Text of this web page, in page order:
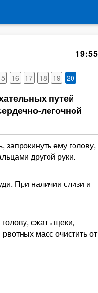
19:55
16 17 18 19 20
путей
легочной
ему голову,
другой руки.
При наличии слизи и
сжать щеки,
масс очистить от